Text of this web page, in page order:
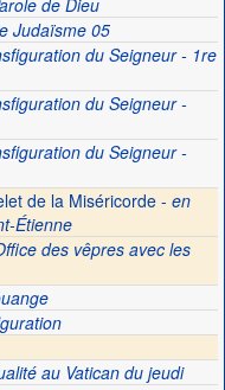
de Dieu
Judaïsme 05
du Seigneur - 1re
du Seigneur -
du Seigneur -
de la Miséricorde - en
Étienne
des vêpres avec les
au Vatican du jeudi